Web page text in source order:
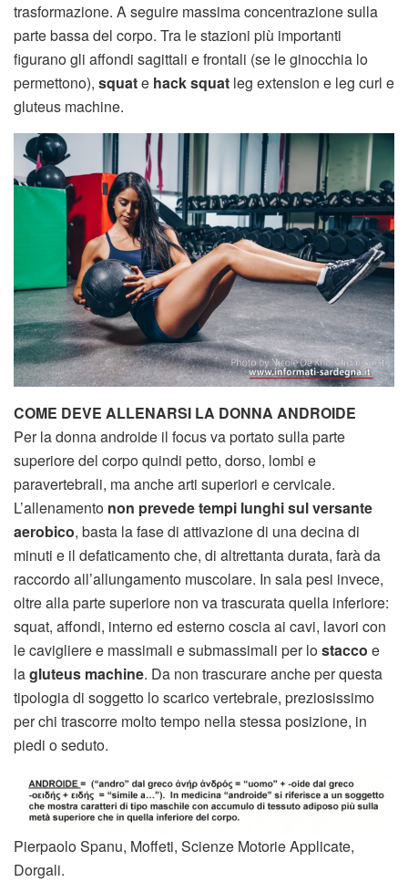
trasformazione. A seguire massima concentrazione sulla
parte bassa del corpo. Tra le stazioni più importanti
figurano gli affondi sagittali e frontali (se le ginocchia lo
permettono), squate hack squat leg extension e leg curl e
gluteus machine.
COME DEVE ALLENARSI LA DONNA ANDROIDE
Per la donna androide il focus va portato sulla parte
superiore del corpo quindi petto, dorso, lombi e
paravertebrali, ma anche arti superiori e cervicale.
L’allenamento non prevede tempi lunghi sul versante
aerobico, basta la fase di attivazione di una decina di
minuti e il defaticamento che, di altrettanta durata, farà da
raccordo all’allungamento muscolare. In sala pesi invece,
oltre alla parte superiore non va trascurata quella inferiore:
squat, affondi, interno ed esterno coscia ai cavi, lavori con
le cavigliere e massimali e submassimali per lostacco e
lagluteus machine. Da non trascurare anche per questa
tipologia di soggetto lo scarico vertebrale, preziosissimo
per chi trascorre molto tempo nella stessa posizione, in
piedi o seduto.
Pierpaolo Spanu, Moffeti, Scienze Motorie Applicate,
Dorgali.